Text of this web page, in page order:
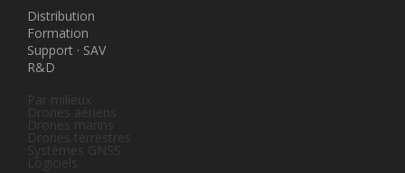
Distribution
Formation
Support · SAV
R&D
Drones aériens
Drones marins
Drones terrestres
Systèmes GNSS
Logiciels